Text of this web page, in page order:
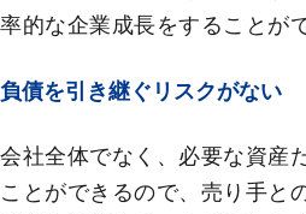
率的な企業成長をすることが
負債を引き継ぐリスクがない
会社全体でなく、必要な資産
ことができるので、売り手と